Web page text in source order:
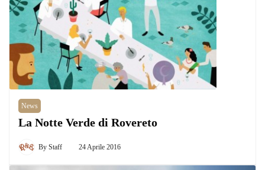
News
La Notte Verde di Rovereto
By Staff 24 Aprile 2016